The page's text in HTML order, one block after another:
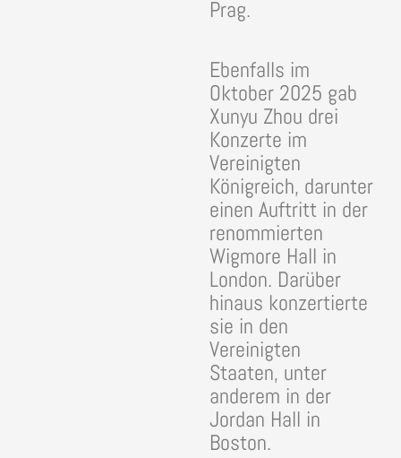
Prag.
Ebenfalls im
Oktober 2025 gab
Xunyu Zhou drei
Konzerte im
Vereinigten
Königreich, darunter
einen Auftritt in der
renommierten
Wigmore Hall in
London. Darüber
hinaus konzertierte
sie in den
Vereinigten
Staaten, unter
anderem in der
Jordan Hall in
Boston.